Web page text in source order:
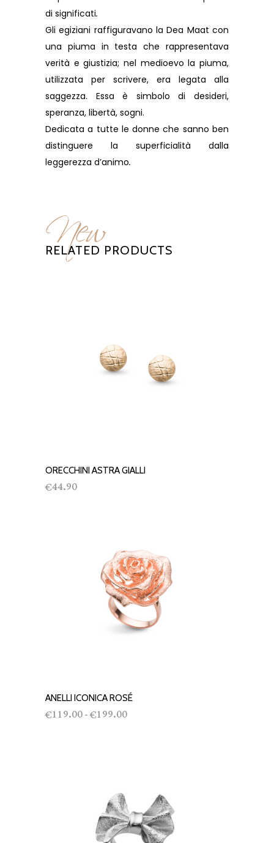
di significati.
Gli egiziani raffiguravano la Dea Maat con
una piuma in testa che rappresentava
verità e giustizia; nel medioevo la piuma,
utilizzata per scrivere, era legata alla
saggezza. Essa è simbolo di desideri,
speranza, libertà, sogni.
Dedicata a tutte le donne che sanno ben
distinguere la superficialità dalla
leggerezza d’animo.
New
RELATED PRODUCTS
AGGIUNGI AL CARRELLO
ORECCHINI ASTRA GIALLI
€44.90
SCEGLI
ANELLI ICONICA ROSÉ
€119.00-€199.00Fascia
€199.00